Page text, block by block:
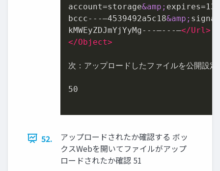
account=storage&amp;
bccc-‐‑‒4539492a5c18&amp;
kMWEyZDJmYjYyMg-‐‑‒-‐‑‒</Url>
</Object>
次：アップロードしたファイルを公開設定
50
52.
アップロードされたか確認する ボッ
クスWebを開いてファイルがアップ
ロードされたか確認 51